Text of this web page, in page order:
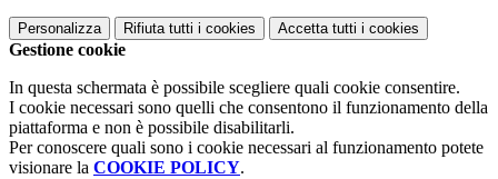
Personalizza Rifiuta tutti i cookies Accetta tutti i cookies
Gestione cookie
In questa schermata è possibile scegliere quali cookie consentire.
I cookie necessari sono quelli che consentono il funzionamento della
piattaforma e non è possibile disabilitarli.
Per conoscere quali sono i cookie necessari al funzionamento potete
visionare la COOKIE POLICY.